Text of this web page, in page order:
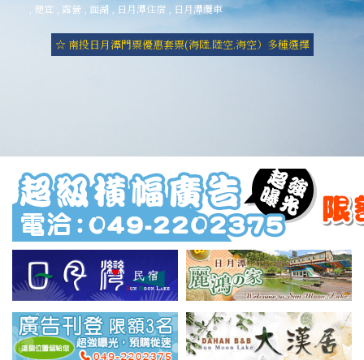
便宜 露營 面湖 日月潭住宿 日月潭纜車
☆ 南投日月潭門票優惠套票(海陸.陸空.海空）多種選擇